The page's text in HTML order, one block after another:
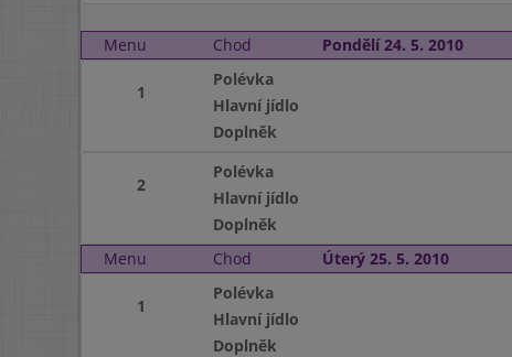
Menu
Chod Pondělí 24. 5. 2010
1
Polévka
Hlavní jídlo
Doplněk
2
Polévka
Hlavní jídlo
Doplněk
Menu
Chod Úterý 25. 5. 2010
1
Polévka
Hlavní jídlo
Doplněk